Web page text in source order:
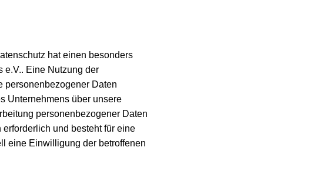
hat einen besonders
e.V.. Eine Nutzung der
personenbezogener Daten
Unternehmens über unsere
personenbezogener Daten
und besteht für eine
eine Einwilligung der betroffenen